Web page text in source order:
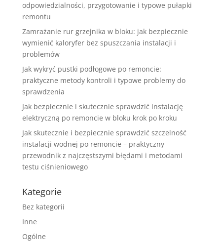
odpowiedzialności, przygotowanie i typowe pułapki
remontu
Zamrażanie rur grzejnika w bloku: jak bezpiecznie
wymienić kaloryfer bez spuszczania instalacji i
problemów
Jak wykryć pustki podłogowe po remoncie:
praktyczne metody kontroli i typowe problemy do
sprawdzenia
Jak bezpiecznie i skutecznie sprawdzić instalację
elektryczną po remoncie w bloku krok po kroku
Jak skutecznie i bezpiecznie sprawdzić szczelność
instalacji wodnej po remoncie – praktyczny
przewodnik z najczęstszymi błędami i metodami
testu ciśnieniowego
Kategorie
Bez kategorii
Inne
Ogólne